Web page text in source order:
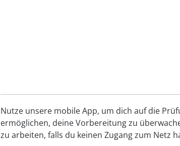
Nutze unsere mobile App, um dich auf die
ermöglichen, deine Vorbereitung zu
zu arbeiten, falls du keinen Zugang zum Netz